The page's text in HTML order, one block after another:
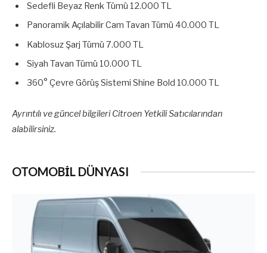
Sedefli Beyaz Renk Tümü 12.000 TL
Panoramik Açılabilir Cam Tavan Tümü 40.000 TL
Kablosuz Şarj Tümü 7.000 TL
Siyah Tavan Tümü 10.000 TL
360° Çevre Görüş Sistemi Shine Bold 10.000 TL
Ayrıntılı ve güncel bilgileri Citroen Yetkili Satıcılarından
alabilirsiniz.
OTOMOBİL DÜNYASI